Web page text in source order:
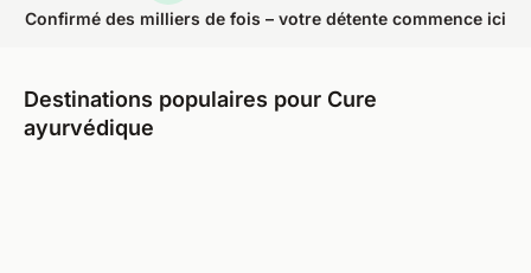
Confirmé des milliers de fois – votre détente commence ici
Destinations populaires pour Cure
ayurvédique